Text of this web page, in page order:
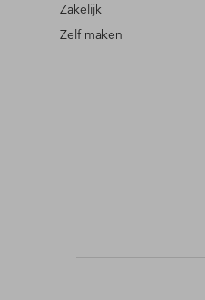
Zakelijk
Zelf maken